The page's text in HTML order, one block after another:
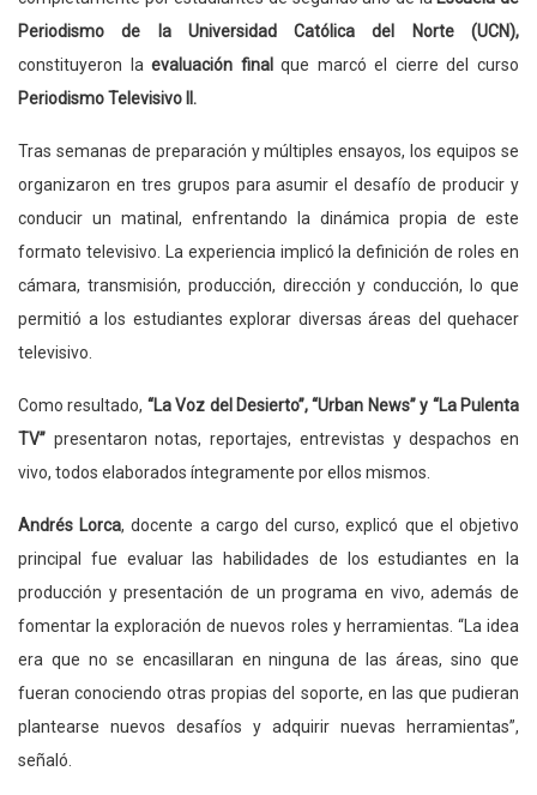
Periodismo de la Universidad Católica del Norte (UCN),
constituyeron laevaluación final que marcó el cierre del curso
Periodismo Televisivo II.
Tras semanas de preparación y múltiples ensayos, los equipos se
organizaron en tres grupos para asumir el desafío de producir y
conducir un matinal, enfrentando la dinámica propia de este
formato televisivo. La experiencia implicó la definición de roles en
cámara, transmisión, producción, dirección y conducción, lo que
permitió a los estudiantes explorar diversas áreas del quehacer
televisivo.
Como resultado, “La Voz del Desierto”, “Urban News” y “La Pulenta
TV” presentaron notas, reportajes, entrevistas y despachos en
vivo, todos elaborados íntegramente por ellos mismos.
Andrés Lorca, docente a cargo del curso, explicó que el objetivo
principal fue evaluar las habilidades de los estudiantes en la
producción y presentación de un programa en vivo, además de
fomentar la exploración de nuevos roles y herramientas. “La idea
era que no se encasillaran en ninguna de las áreas, sino que
fueran conociendo otras propias del soporte, en las que pudieran
plantearse nuevos desafíos y adquirir nuevas herramientas”,
señaló.